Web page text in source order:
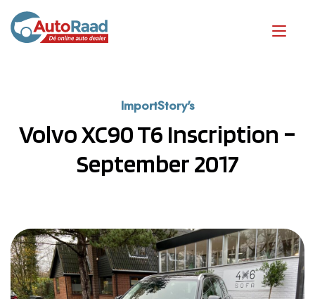
ImportStory's
Volvo XC90 T6 Inscription –
September 2017